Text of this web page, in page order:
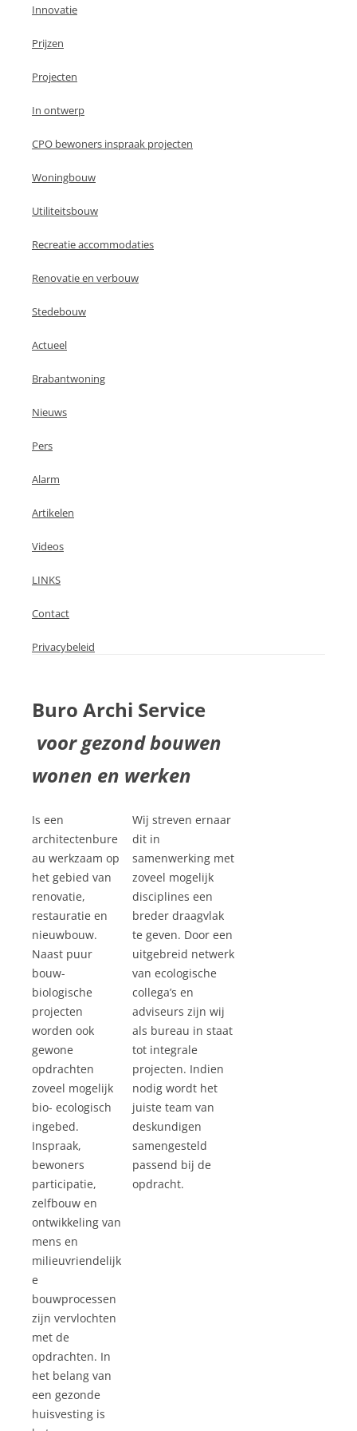
Innovatie
Prijzen
Projecten
In ontwerp
CPO bewoners inspraak projecten
Woningbouw
Utiliteitsbouw
Recreatie accommodaties
Renovatie en verbouw
Stedebouw
Actueel
Brabantwoning
Nieuws
Pers
Alarm
Artikelen
Videos
LINKS
Contact
Privacybeleid
Buro Archi Service
voor gezond bouwen
wonen en werken
Is een
architectenbure
au werkzaam op
het gebied van
renovatie,
restauratie en
nieuwbouw.
Naast puur
bouw-
biologische
projecten
worden ook
gewone
opdrachten
zoveel mogelijk
bio- ecologisch
ingebed.
Inspraak,
bewoners
participatie,
zelfbouw en
ontwikkeling van
mens en
milieuvriendelijk
e
bouwprocessen
zijn vervlochten
met de
opdrachten. In
het belang van
een gezonde
huisvesting is
Wij streven ernaar
dit in
samenwerking met
zoveel mogelijk
disciplines een
breder draagvlak
te geven. Door een
uitgebreid netwerk
van ecologische
collega’s en
adviseurs zijn wij
als bureau in staat
tot integrale
projecten. Indien
nodig wordt het
juiste team van
deskundigen
samengesteld
passend bij de
opdracht.